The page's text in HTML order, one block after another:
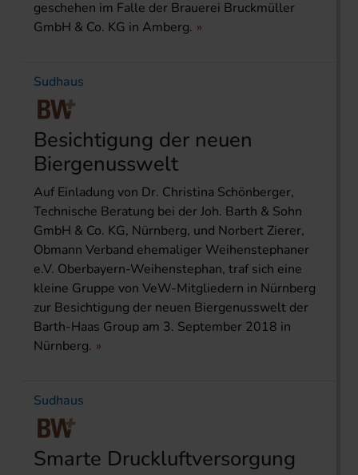
geschehen im Falle der Brauerei Bruckmüller
GmbH & Co. KG in Amberg.
Sudhaus
Besichtigung der neuen
Biergenusswelt
Auf Einladung von Dr. Christina Schönberger,
Technische Beratung bei der Joh. Barth & Sohn
GmbH & Co. KG, Nürnberg, und Norbert Zierer,
Obmann Verband ehemaliger Weihenstephaner
e.V. Oberbayern-Weihenstephan, traf sich eine
kleine Gruppe von VeW-Mitgliedern in Nürnberg
zur Besichtigung der neuen Biergenusswelt der
Barth-Haas Group am 3. September 2018 in
Nürnberg.
Sudhaus
Smarte Druckluftversorgung